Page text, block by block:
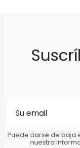
Puede darse de baja
nuestra